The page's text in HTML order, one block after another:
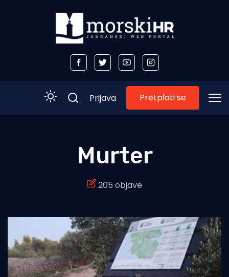
Turizam i nautika
Pomorstvo
Prijava Pretplati se
Murter
205 objave